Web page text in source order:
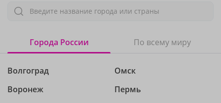
Введите название города или страны
Города России По всему миру
Волгоград
Воронеж
Омск
Пермь